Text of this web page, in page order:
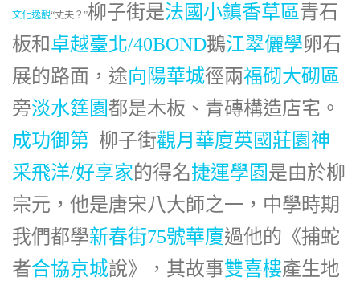
文化逸靚“丈夫？”柳子街是法國小鎮香草區青石
板和卓越臺北/40BOND鵝江翠儷學卵石
展的路面，途向陽華城徑兩福砌大砌區
旁淡水筳園都是木板、青磚構造店宅。
成功御第 柳子街觀月華廈英國莊園 神
采飛洋/好享家的得名捷運學園 是由於柳
宗元，他是唐宋八大師之一，中學時期
我們都學新春街75號華廈過他的《捕蛇
者合協京城說》，其故事雙喜樓產生地